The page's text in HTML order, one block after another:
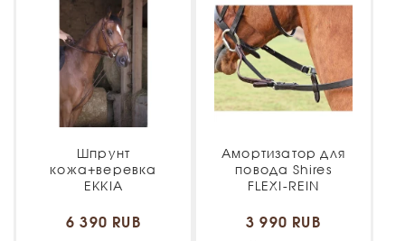
Шпрунт
кожа+веревка
EKKIA
6 390 RUB
Амортизатор для
повода Shires
FLEXI-REIN
3 990 RUB